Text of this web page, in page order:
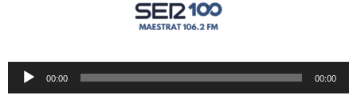
Reproductor
de
00:00 00:00